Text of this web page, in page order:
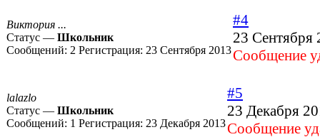
Виктория ...
Статус — Школьник
Сообщений: 2 Регистрация: 23 Сентября 2013
#4
23 Сентября
Cообщение
lalazlo
Статус — Школьник
Сообщений: 1 Регистрация: 23 Декабря 2013
#5
23 Декабря
Cообщение